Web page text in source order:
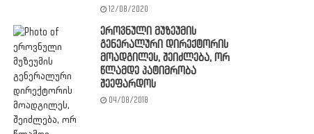
12/08/2020
ეროვნული მუზეუმის
გენერალური დირექტორის
მოადგილეს, შეიძლება, ორ
წლამდე პატიმრობა
შეეფარდოს
04/08/2018